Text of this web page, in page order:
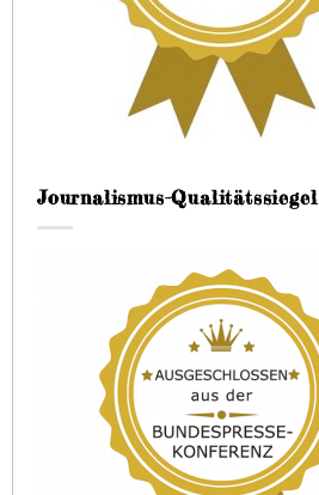
Journalismus-Qualitätssiegel